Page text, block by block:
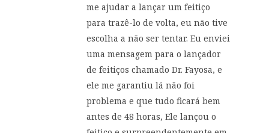
me ajudar a lançar um feitiço
para trazê-lo de volta, eu não tive
escolha a não ser tentar. Eu enviei
uma mensagem para o lançador
de feitiços chamado Dr. Fayosa, e
ele me garantiu lá não foi
problema e que tudo ficará bem
antes de 48 horas, Ele lançou o